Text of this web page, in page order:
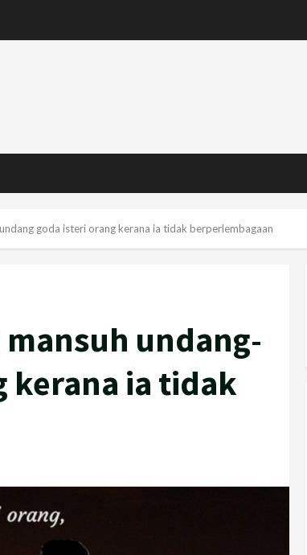
goda isteri orang kerana ia tidak berperlembagaan
undang-
kerana ia tidak